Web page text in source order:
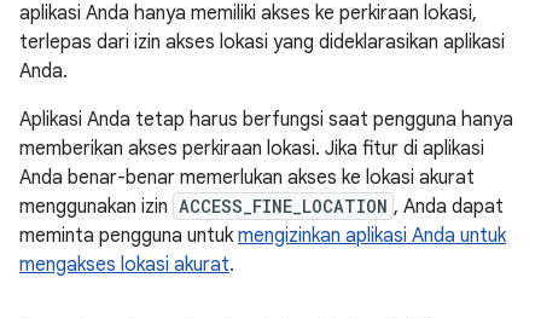
aplikasi Anda hanya memiliki akses ke perkiraan lokasi,
terlepas dari izin akses lokasi yang dideklarasikan aplikasi
Anda.
Aplikasi Anda tetap harus berfungsi saat pengguna hanya
memberikan akses perkiraan lokasi. Jika fitur di aplikasi
Anda benar-benar memerlukan akses ke lokasi akurat
menggunakan izin ACCESS_FINE_LOCATION , Anda dapat
meminta pengguna untuk mengizinkan aplikasi Anda untuk
mengakses lokasi akurat.